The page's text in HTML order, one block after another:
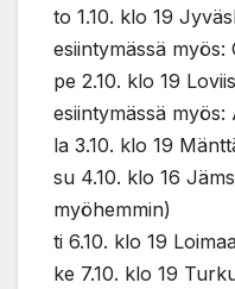
to 1.10. klo 19
esiintymässä
pe 2.10. klo 19
esiintymässä myös:
la 3.10. klo 19
su 4.10. klo 16
myöhemmin)
ti 6.10. klo 19
ke 7.10. klo 19